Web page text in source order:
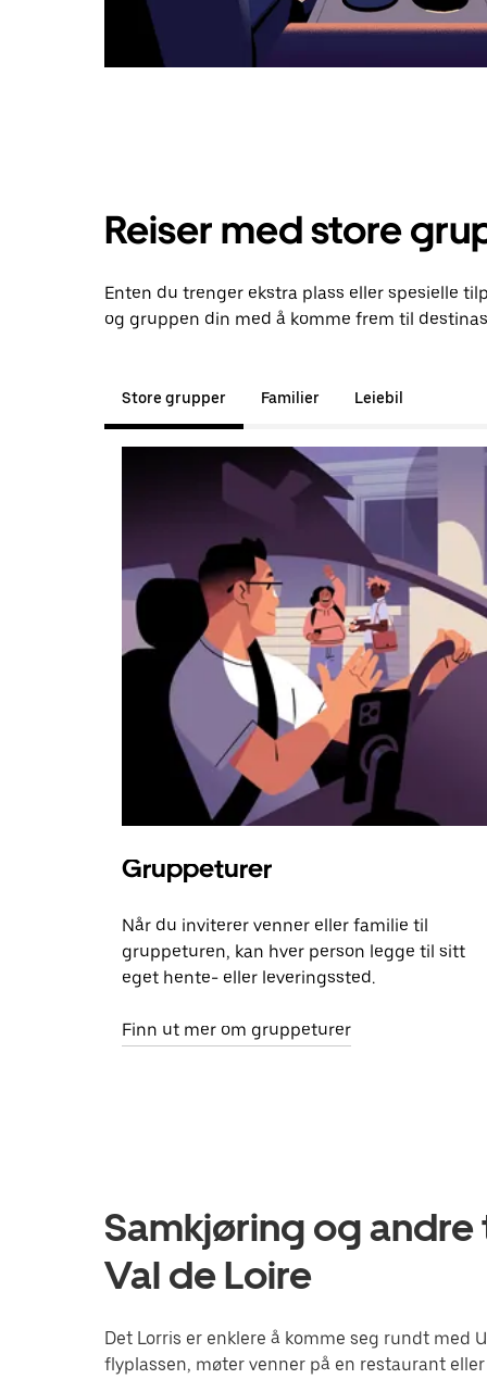
Reiser med store
Enten du trenger ekstra plass eller spesielle
og gruppen din med å komme frem til
Store grupper Familier Leiebil
Gruppeturer
Når du inviterer venner eller familie til
gruppeturen, kan hver person legge til sitt
eget hente- eller leveringssted.
Finn ut mer om gruppeturer
Samkjøring og
Val de Loire
Det Lorris er enklere å komme seg rundt med
flyplassen, møter venner på en restaurant